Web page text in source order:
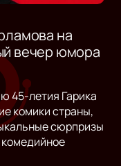
на
вечер юмора
45-летия Гарика
комики страны,
сюрпризы
комедийное